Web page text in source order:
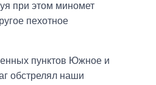
при этом миномет
пехотное
пунктов Южное и
обстрелял наши